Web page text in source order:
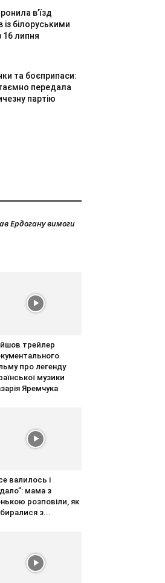
в’їзд
із білоруськими
липня
та боєприпаси:
передала
партію
Ердогану вимоги
трейлер
про легенду
музики
Яремчука
валилось і
мама з
розповіли, як
з...